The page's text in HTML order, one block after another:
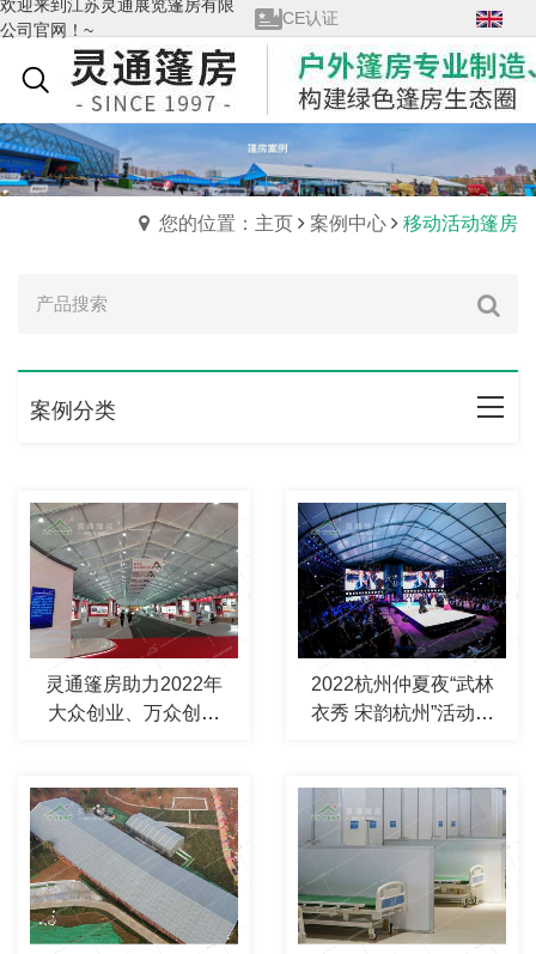
欢迎来到江苏灵通展览篷房有限
公司官网！~
CE认证
GM莱茵认证
会展金手指奖Top30
优秀供应商
展览馆会员单位
质量管理体系证书
查看全部→ English
您的位置：主页 案例中心 移动活动篷房
案例分类
灵通篷房助力2022年
大众创业、万众创新
2022杭州仲夏夜“武林
衣秀 宋韵杭州”活动篷